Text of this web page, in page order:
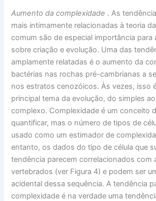
Aumento da complexidade . As
mais intimamente relacionadas à teoria
comum são de especial importância para
sobre criação e evolução. Uma das
amplamente relatadas é o aumento da
bactérias nas rochas pré-cambrianas a
nos estratos cenozóicos. Às vezes, isso
principal tema da evolução, do simples ao
complexo. Complexidade é um conceito
quantificar, mas o número de tipos de
usado como um estimador de
entanto, os dados do tipo de célula que
tendência parecem correlacionados com
vertebrados (ver Figura 4) e podem ser
acidental dessa sequência. A tendência
complexidade é na verdade uma